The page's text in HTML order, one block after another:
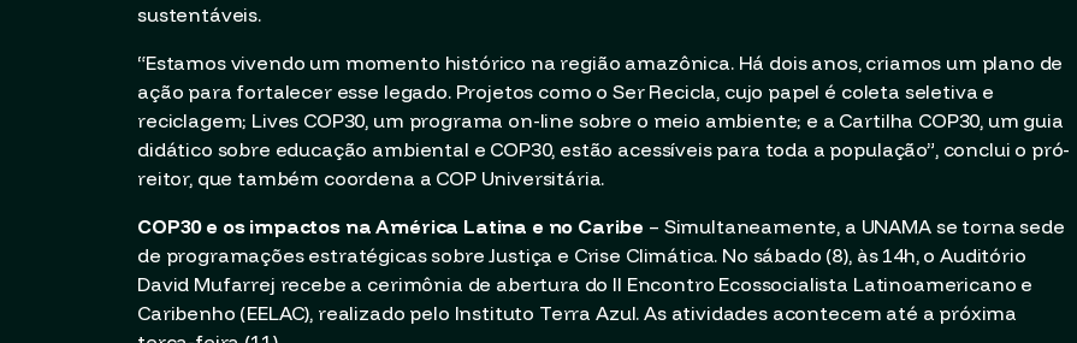
sustentáveis.
“Estamos vivendo um momento histórico na região amazônica. Há dois anos, criamos um plano de
ação para fortalecer esse legado. Projetos como o Ser Recicla, cujo papel é coleta seletiva e
reciclagem; Lives COP30, um programa on-line sobre o meio ambiente; e a Cartilha COP30, um guia
didático sobre educação ambiental e COP30, estão acessíveis para toda a população”, conclui o pró-
reitor, que também coordena a COP Universitária.
COP30 e os impactos na América Latina e no Caribe – Simultaneamente, a UNAMA se torna sede
de programações estratégicas sobre Justiça e Crise Climática. No sábado (8), às 14h, o Auditório
David Mufarrej recebe a cerimônia de abertura do II Encontro Ecossocialista Latinoamericano e
Caribenho (EELAC), realizado pelo Instituto Terra Azul. As atividades acontecem até a próxima